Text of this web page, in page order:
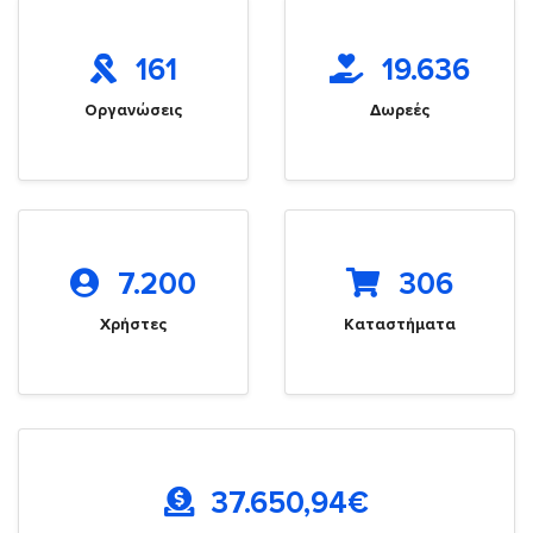
161
Οργανώσεις
19.636
Δωρεές
7.200
Χρήστες
306
Καταστήματα
37.650,94€